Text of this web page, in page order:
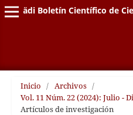
Pädi Boletín Científico de
Inicio / Archivos /
Vol. 11 Núm. 22 (2024): Julio -
Artículos de investigación